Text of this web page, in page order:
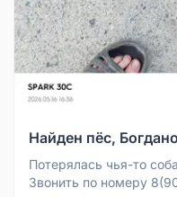
Найден пёс,
Потерялась чья-то
Звонить по номеру